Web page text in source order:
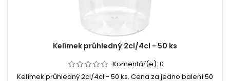
Kelímek průhledný 2cl/4cl - 50 ks
Komentář(e): 0
Kelímek průhledný 2cl/4cl - 50 ks. Cena za jedno balení 50